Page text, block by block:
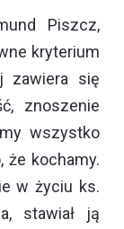
Piszcz,
kryterium
zawiera się
znoszenie
wszystko
że kochamy.
w życiu ks.
stawiał ją